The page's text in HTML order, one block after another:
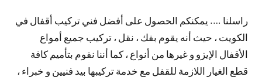
راسلنا …. يمكنكم الحصول على أفضل فني تركيب أقفال في
الكويت ، حيث أنه يقوم بفك ، نقل ، تركيب جميع أمواع
الأقفال الإيزو و غيرها من أنواع ، كما أننا نقوم بتأميم كافة
قطع الغيار اللازمة للقفل مع خدمة تركيبها بيد فنيين و خبراء ،